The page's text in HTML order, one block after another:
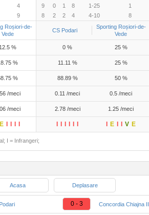
4 9 0 1 8 1-25 1
9 8 2 2 4 4-10 8
Roșiori-de-
Vede
CS Podari
Sporting Roșiori-de-
Vede
12.5 % 0 % 25 %
% 11.11 % 25 %
% 88.89 % 50 %
/meci 0.11 /meci 0.5 /meci
/meci 2.78 /meci 1.25 /meci
E E V E
I = Infrangeri;
Acasa Deplasare
0 - 3 Concordia Chiajna II